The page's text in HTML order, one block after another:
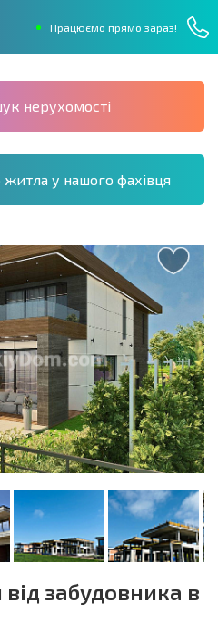
Працюємо прямо зараз!
нерухомості
житла у нашого фахівця
забудовника в